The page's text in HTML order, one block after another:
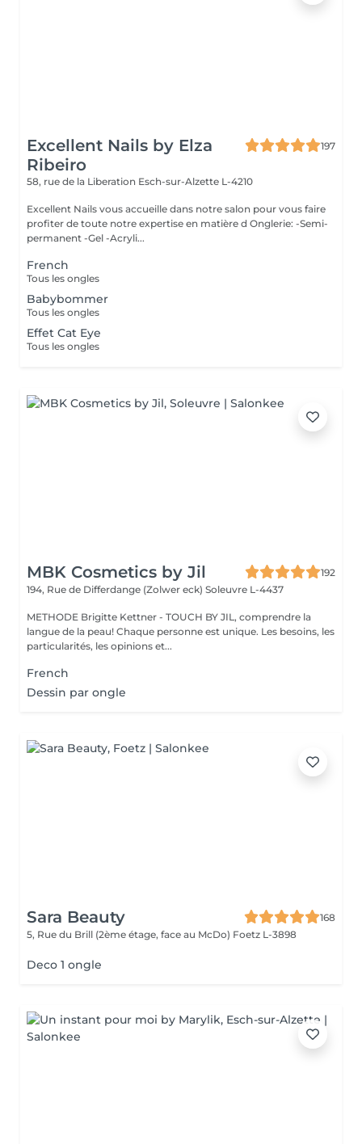
Excellent Nails by Elza
Ribeiro
197
58, rue de la Liberation Esch-sur-Alzette L-4210
Excellent Nails vous accueille dans notre salon pour vous faire
profiter de toute notre expertise en matière d Onglerie: -Semi-
permanent -Gel -Acryli...
French
Tous les ongles
Babybommer
Tous les ongles
Effet Cat Eye
Tous les ongles
MBK Cosmetics by Jil
192
194, Rue de Differdange (Zolwer eck) Soleuvre L-4437
METHODE Brigitte Kettner - TOUCH BY JIL, comprendre la
langue de la peau! Chaque personne est unique. Les besoins, les
particularités, les opinions et...
French
Dessin par ongle
Sara Beauty
168
5, Rue du Brill (2ème étage, face au McDo) Foetz L-3898
Deco 1 ongle